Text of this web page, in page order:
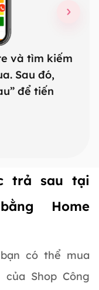
và tìm kiếm
Sau đó,
để tiến
trả sau tại
Home
có thể mua
Shop Công